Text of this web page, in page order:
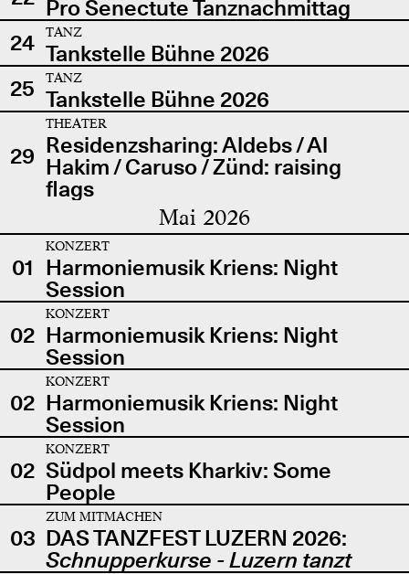
Pro Senectute Tanznachmittag
24
TANZ
Tankstelle Bühne 2026
25
TANZ
Tankstelle Bühne 2026
29
THEATER
Residenzsharing: Aldebs / Al
Hakim / Caruso / Zünd: raising
flags
Mai 2026
01
KONZERT
Harmoniemusik Kriens: Night
Session
02
KONZERT
Harmoniemusik Kriens: Night
Session
02
KONZERT
Harmoniemusik Kriens: Night
Session
02
KONZERT
Südpol meets Kharkiv: Some
People
03
ZUM MITMACHEN
DAS TANZFEST LUZERN 2026:
Schnupperkurse - Luzern tanzt